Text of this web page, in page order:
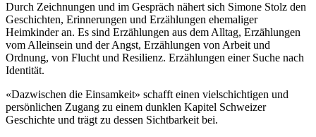
Durch Zeichnungen und im Gespräch nähert sich Simone Stolz den
Geschichten, Erinnerungen und Erzählungen ehemaliger
Heimkinder an. Es sind Erzählungen aus dem Alltag, Erzählungen
vom Alleinsein und der Angst, Erzählungen von Arbeit und
Ordnung, von Flucht und Resilienz. Erzählungen einer Suche nach
Identität.
«Dazwischen die Einsamkeit» schafft einen vielschichtigen und
persönlichen Zugang zu einem dunklen Kapitel Schweizer
Geschichte und trägt zu dessen Sichtbarkeit bei.